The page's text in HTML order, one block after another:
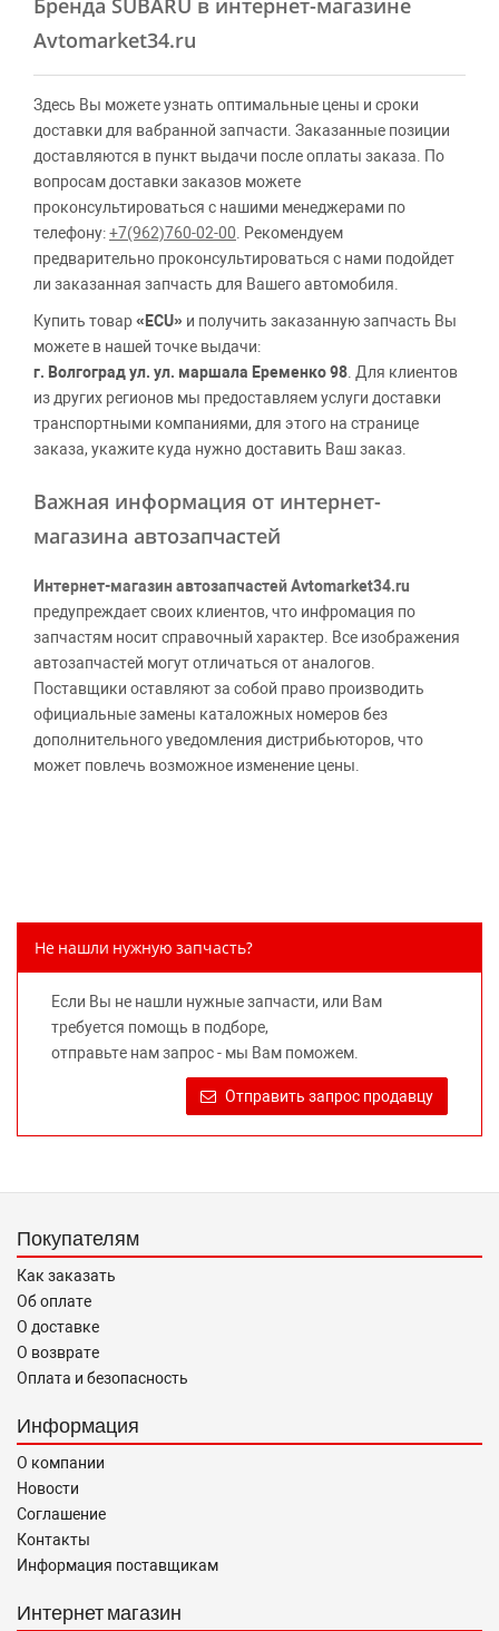
Бренда SUBARU в интернет-магазине
Avtomarket34.ru
Здесь Вы можете узнать оптимальные цены и сроки
доставки для вабранной запчасти. Заказанные позиции
доставляются в пункт выдачи после оплаты заказа. По
вопросам доставки заказов можете
проконсультироваться с нашими менеджерами по
телефону:+7(962)760-02-00 . Рекомендуем
предварительно проконсультироваться с нами подойдет
ли заказанная запчасть для Вашего автомобиля.
Купить товар«ECU» и получить заказанную запчасть Вы
можете в нашей точке выдачи:
г. Волгоград ул. ул. маршала Еременко 98 . Для клиентов
из других регионов мы предоставляем услуги доставки
транспортными компаниями, для этого на странице
заказа, укажите куда нужно доставить Ваш заказ.
Важная информация от интернет-
магазина автозапчастей
Интернет-магазин автозапчастей Avtomarket34.ru
предупреждает своих клиентов, что инфромация по
запчастям носит справочный характер. Все изображения
автозапчастей могут отличаться от аналогов.
Поставщики оставляют за собой право производить
официальные замены каталожных номеров без
дополнительного уведомления дистрибьюторов, что
может повлечь возможное изменение цены.
предлагаемых к продаже запасных частей для
правообладателей указанных товарных знаков.
Требование предоставлять покупателю необходимую и
достоверную информацию о товаре, предлагаемом к
продаже, обеспечивающую возможность их правильного
выбора возложено на продавца (изготовителя) Законом
«О защите прав потребителей».
Не нашли нужную запчасть?
Если Вы не нашли нужные запчасти, или Вам
требуется помощь в подборе,
отправьте нам запрос - мы Вам поможем.
Отправить запрос продавцу
Покупателям
Как заказать
Об оплате
О доставке
О возврате
Оплата и безопасность
Информация
О компании
Новости
Соглашение
Контакты
Информация поставщикам
Интернет магазин